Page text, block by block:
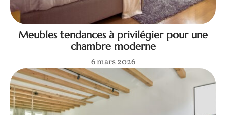
Meubles tendances à privilégier pour une
chambre moderne
6 mars 2026